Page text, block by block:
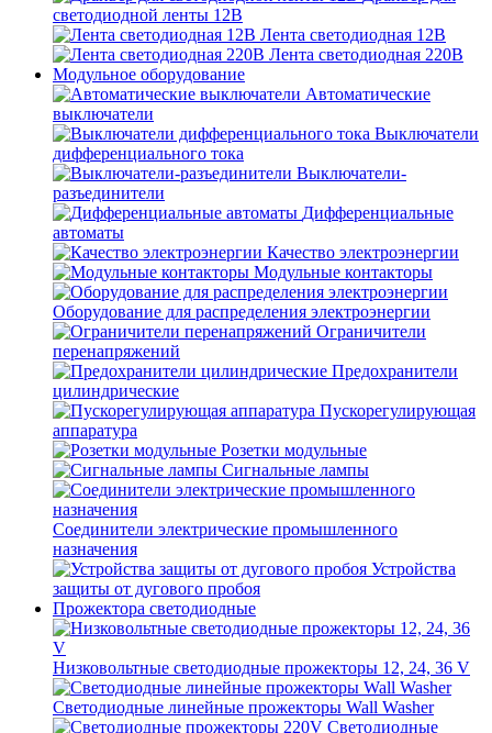
светодиодной ленты 12В
Лента светодиодная 12В
Лента светодиодная 220В
Модульное оборудование
Автоматические
выключатели
Выключатели
дифференциального тока
Выключатели-
разъединители
Дифференциальные
автоматы
Качество электроэнергии
Модульные контакторы
Оборудование для распределения электроэнергии
Ограничители
перенапряжений
Предохранители
цилиндрические
Пускорегулирующая
аппаратура
Розетки модульные
Сигнальные лампы
Соединители электрические промышленного
назначения
Устройства
защиты от дугового пробоя
Прожектора светодиодные
Низковольтные светодиодные прожекторы 12, 24, 36 V
Светодиодные линейные прожекторы Wall Washer
Светодиодные